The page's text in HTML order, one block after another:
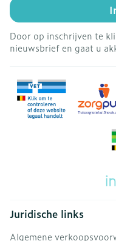
Door op inschrijven te
nieuwsbrief en gaat u
Juridische links
Algemene